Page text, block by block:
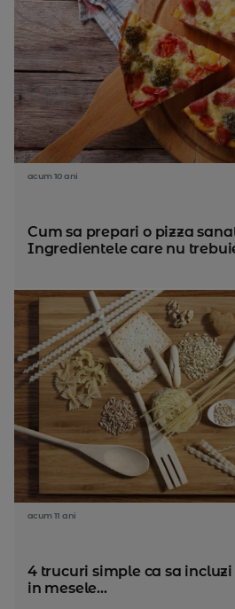
acum 10 ani
Cum sa prepari o pizza
Ingredientele care nu
acum 11 ani
4 trucuri simple ca sa
in mesele...